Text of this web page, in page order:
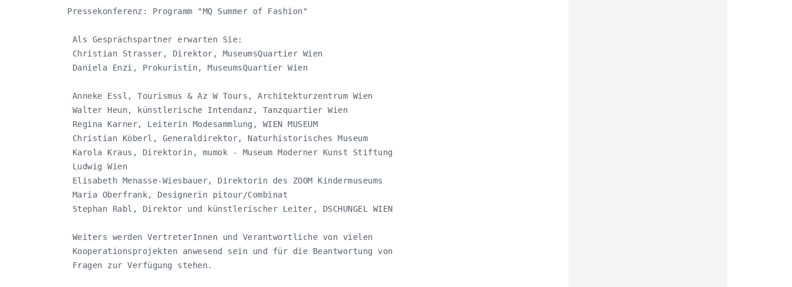
Pressekonferenz: Programm "MQ Summer of Fashion"
Als Gesprächspartner erwarten Sie:
Christian Strasser, Direktor, MuseumsQuartier Wien
Daniela Enzi, Prokuristin, MuseumsQuartier Wien
Anneke Essl, Tourismus & Az W Tours, Architekturzentrum Wien
Walter Heun, künstlerische Intendanz, Tanzquartier Wien
Regina Karner, Leiterin Modesammlung, WIEN MUSEUM
Christian Köberl, Generaldirektor, Naturhistorisches Museum
Karola Kraus, Direktorin, mumok - Museum Moderner Kunst Stiftung
Ludwig Wien
Elisabeth Menasse-Wiesbauer, Direktorin des ZOOM Kindermuseums
Maria Oberfrank, Designerin pitour/Combinat
Stephan Rabl, Direktor und künstlerischer Leiter, DSCHUNGEL WIEN
Weiters werden VertreterInnen und Verantwortliche von vielen
Kooperationsprojekten anwesend sein und für die Beantwortung von
Fragen zur Verfügung stehen.